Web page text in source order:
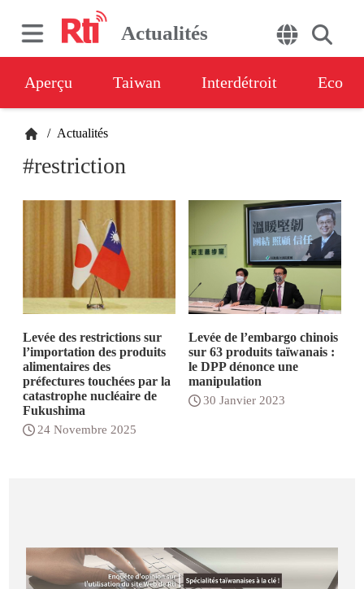
Actualités
Aperçu Taiwan Interdétroit Eco
/ Actualités
#restriction
Levée des restrictions sur
l’importation des produits
alimentaires des
préfectures touchées par la
catastrophe nucléaire de
Fukushima
24 Novembre 2025
Levée de l’embargo chinois
sur 63 produits taïwanais :
le DPP dénonce une
manipulation
30 Janvier 2023